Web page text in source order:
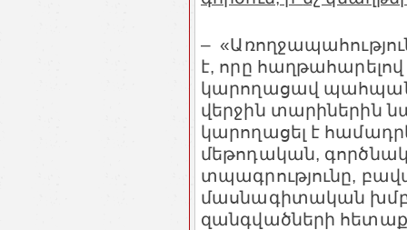
–
է, որը
կարողացավ
վերջին տարիներին
կարողացել է
մեթոդական,
տպագրությունը,
մասնագիտական
զանգվածների